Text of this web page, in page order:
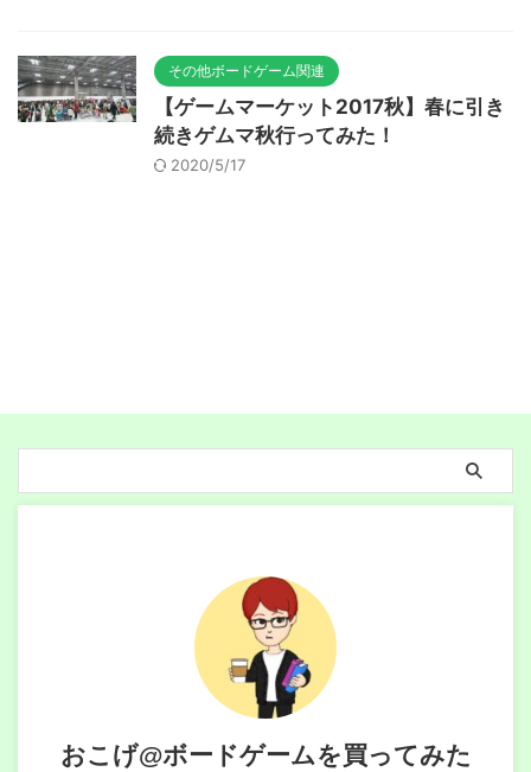
その他ボードゲーム関連
【ゲームマーケット2017秋】春に引き
続きゲムマ秋行ってみた！
2020/5/17
おこげ@ボードゲームを買ってみた